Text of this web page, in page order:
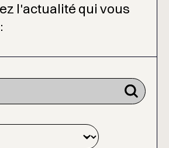
l'actualité qui vous